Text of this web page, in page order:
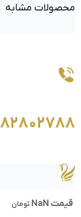
قیمت NaN تومان
محصولات مشابه
82802788